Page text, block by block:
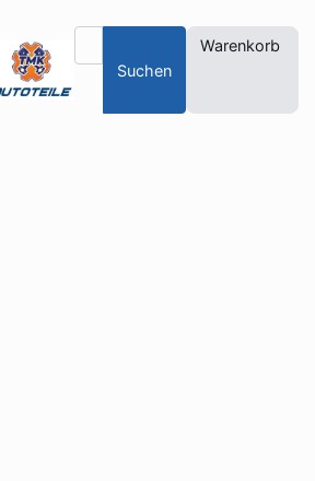
Suchen
Warenkorb